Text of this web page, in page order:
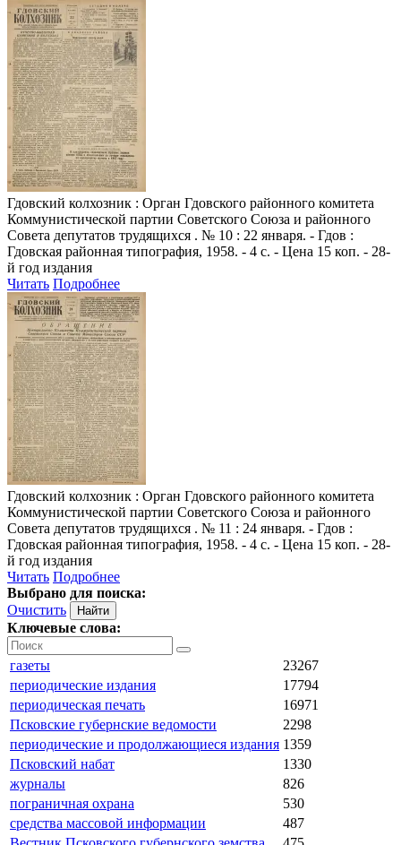
Гдовский колхозник : Орган Гдовского районного комитета
Коммунистической партии Советского Союза и районного
Совета депутатов трудящихся . № 10 : 22 января. - Гдов :
Гдовская районная типография, 1958. - 4 с. - Цена 15 коп. - 28-
й год издания
Читать Подробнее
Гдовский колхозник : Орган Гдовского районного комитета
Коммунистической партии Советского Союза и районного
Совета депутатов трудящихся . № 11 : 24 января. - Гдов :
Гдовская районная типография, 1958. - 4 с. - Цена 15 коп. - 28-
й год издания
Читать Подробнее
Выбрано для поиска:
Очистить
Ключевые слова:
газеты
23267
периодические издания
17794
периодическая печать
16971
Псковские губернские ведомости
2298
периодические и продолжающиеся издания 1359
Псковский набат
1330
журналы
826
пограничная охрана
530
средства массовой информации
487